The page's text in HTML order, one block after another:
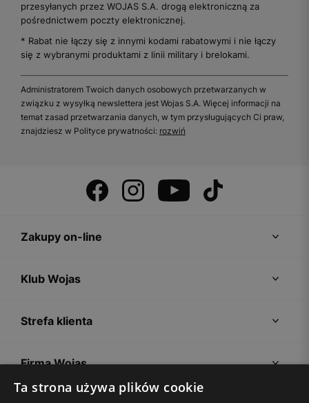
przesyłanych przez WOJAS S.A. drogą elektroniczną za
pośrednictwem poczty elektronicznej.
* Rabat nie łączy się z innymi kodami rabatowymi i nie łączy
się z wybranymi produktami z linii military i brelokami.
Administratorem Twoich danych osobowych przetwarzanych w
związku z wysyłką newslettera jest Wojas S.A. Więcej informacji na
temat zasad przetwarzania danych, w tym przysługujących Ci praw,
znajdziesz w Polityce prywatności: rozwiń
Zakupy on-line
Klub Wojas
Strefa klienta
Firma Wojas
Ta strona używa plików cookie